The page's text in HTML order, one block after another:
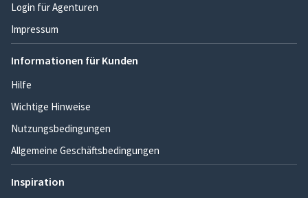
Login für Agenturen
Impressum
Informationen für Kunden
Hilfe
Wichtige Hinweise
Nutzungsbedingungen
Allgemeine Geschäftsbedingungen
Inspiration